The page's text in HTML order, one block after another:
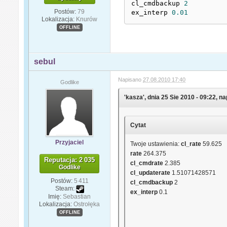
Postów: 79
Lokalizacja: Knurów
OFFLINE
cl_cmdbackup 2
ex_interp 0.01
sebul
Godlike
Przyjaciel
Reputacja: 2 035
Godlike
Postów: 5 411
Steam:
Imię: Sebastian
Lokalizacja: Ostrołęka
OFFLINE
Napisano 27.08.2010 17:40
'kasza', dnia 25 Sie 2010 - 09:22,
Cytat
Twoje ustawienia:cl_rate 59.625
rate 264.375
cl_cmdrate 2.385
cl_updaterate 1.51071428571
cl_cmdbackup 2
ex_interp 0.1